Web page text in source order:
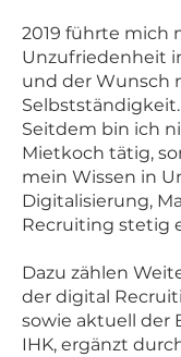
2019 führte mich
Unzufriedenheit
und der Wunsch
Selbstständigkeit.
Seitdem bin ich
Mietkoch tätig,
mein Wissen in
Digitalisierung,
Recruiting stetig
Dazu zählen
der digital
sowie aktuell der
IHK, ergänzt